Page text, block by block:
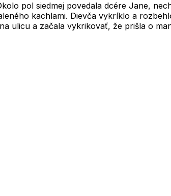
pol siedmej povedala dcére Jane,
kachlami. Dievča vykríklo a
ulicu a začala vykrikovať, že prišla o